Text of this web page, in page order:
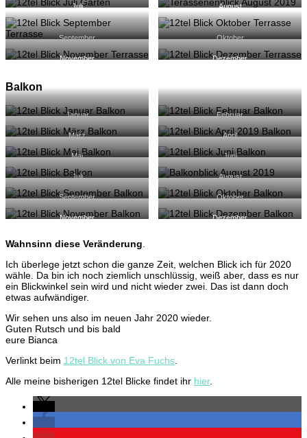
Juli August
September Oktober
November Dezember
Balkon
Januar Februar
März April
Mai Juni
Juli August
September Oktober
November Dezember
Wahnsinn diese Veränderung
Ich überlege jetzt schon die ganze Zeit, welchen Blick ich für 2020
wähle. Da bin ich noch ziemlich unschlüssig, weiß aber, dass es nur
ein Blickwinkel sein wird und nicht wieder zwei. Das ist dann doch
etwas aufwändiger.
Wir sehen uns also im neuen Jahr 2020 wieder.
Guten Rutsch und bis bald
eure Bianca
Verlinkt beim 12tel Blick von Eva Fuchs
Alle meine bisherigen 12tel Blicke findet ihr hier.